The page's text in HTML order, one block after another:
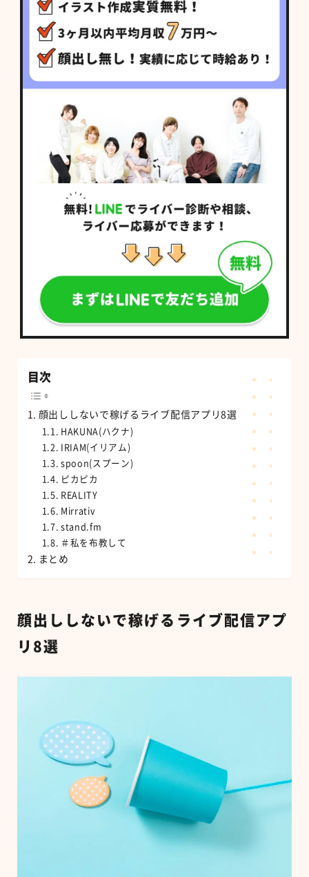
目次
顔出ししないで稼げるライブ配信アプリ8選
HAKUNA(ハクナ)
IRIAM(イリアム)
spoon(スプーン)
ピカピカ
REALITY
Mirrativ
stand.fm
＃私を布教して
まとめ
顔出ししないで稼げるライブ配信アプ
リ 8選